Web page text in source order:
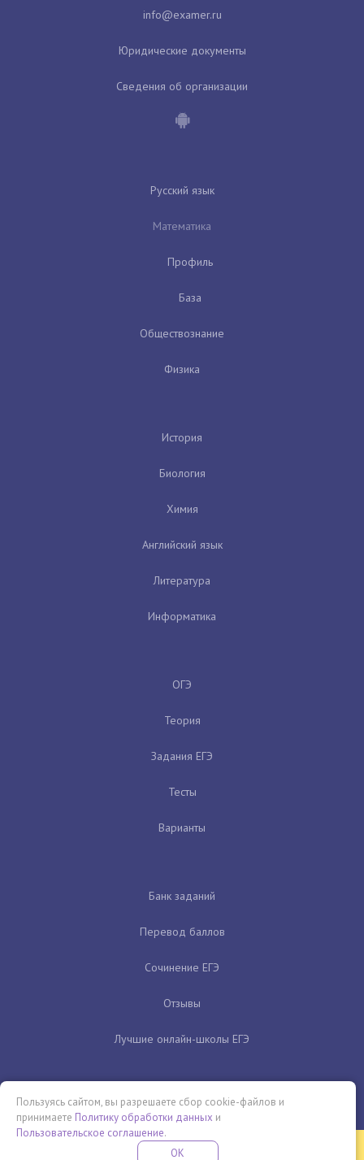
Юридические документы
Сведения об организации
Русский язык
Математика
Профиль
База
Обществознание
Физика
История
Биология
Химия
Английский язык
Литература
Информатика
ОГЭ
Теория
Задания ЕГЭ
Тесты
Варианты
Банк заданий
Перевод баллов
Сочинение ЕГЭ
Отзывы
Лучшие онлайн-школы ЕГЭ
Бесплатная летняя школа
Пользуясь сайтом, вы разрешаете сбор cookie-файлов и
принимаете Политику обработки данных и
Пользовательское соглашение.
OK